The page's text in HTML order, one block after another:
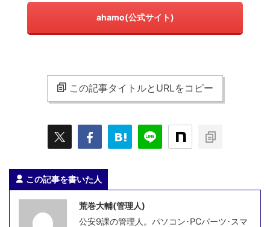
ahamo(公式サイト)
この記事タイトルとURLをコピー
この記事を書いた人
荒巻大輔(管理人)
公安9課の管理人。パソコン･PCパーツ･スマ